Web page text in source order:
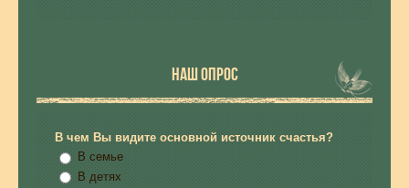
НАШ ОПРОС
В чем Вы видите основной источник счастья?
В семье
В детях